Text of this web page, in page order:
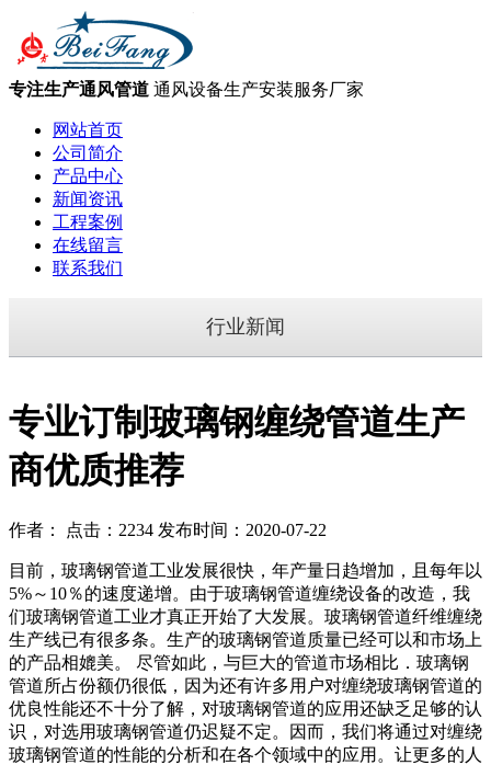
专注生产通风管道 通风设备生产安装服务厂家
网站首页
公司简介
产品中心
新闻资讯
工程案例
在线留言
联系我们
行业新闻
专业订制玻璃钢缠绕管道生产
商优质推荐
作者： 点击：2234 发布时间：2020-07-22
目前，玻璃钢管道工业发展很快，年产量日趋增加，且每年以
5%～10％的速度递增。由于玻璃钢管道缠绕设备的改造，我
们玻璃钢管道工业才真正开始了大发展。玻璃钢管道纤维缠绕
生产线已有很多条。生产的玻璃钢管道质量已经可以和市场上
的产品相媲美。 尽管如此，与巨大的管道市场相比．玻璃钢
管道所占份额仍很低，因为还有许多用户对缠绕玻璃钢管道的
优良性能还不十分了解，对玻璃钢管道的应用还缺乏足够的认
识，对选用玻璃钢管道仍迟疑不定。因而，我们将通过对缠绕
玻璃钢管道的性能的分析和在各个领域中的应用。让更多的人